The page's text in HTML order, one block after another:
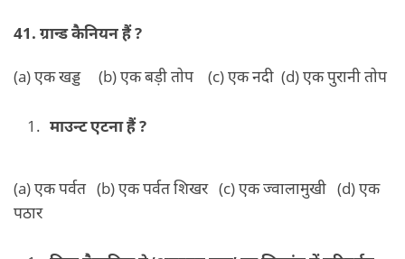
41. ग्रान्ड कैनियन हैं ?
(a) एक खड्ड (b) एक बड़ी तोप (c) एक नदी (d) एक पुरानी तोप
माउन्ट एटना हैं ?
(a) एक पर्वत (b) एक पर्वत शिखर (c) एक ज्वालामुखी (d) एक
पठार